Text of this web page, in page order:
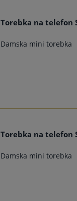
Torebka na telefon
Damska mini torebka
Torebka na telefon
Damska mini torebka